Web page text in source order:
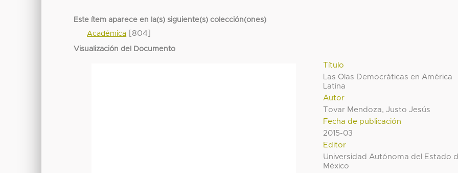
Este ítem aparece en la(s) siguiente(s) colección(ones)
Académica [804]
Visualización del Documento
Título
Las Olas Democráticas en América
Latina
Autor
Tovar Mendoza, Justo Jesús
Fecha de publicación
2015-03
Editor
Universidad Autónoma del Estado
México